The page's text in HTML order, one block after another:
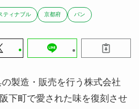
ティナブル 京都府 パン
製造・販売を行う株式会社
下町で愛された味を復刻させ